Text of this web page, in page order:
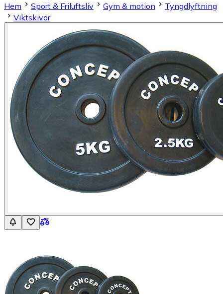
Hem
Sport & Friluftsliv Gym & motion
Tyngdlyftning
Viktskivor